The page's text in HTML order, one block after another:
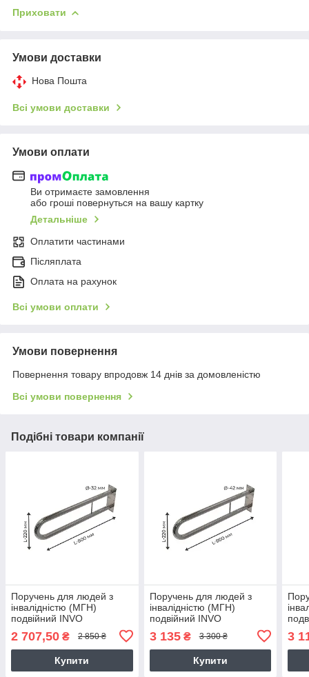
Приховати
Умови доставки
Нова Пошта
Всі умови доставки
Умови оплати
Ви отримаєте замовлення
або гроші повернуться на вашу картку
Детальніше
Оплатити частинами
Післяплата
Оплата на рахунок
Всі умови оплати
Умови повернення
Повернення товару впродовж 14 днів за домовленістю
Всі умови повернення
Подібні товари компанії
Поручень для людей з
інвалідністю (МГН)
подвійний INVO
800х220 мм, D труби - 32
мм
2 707,50 ₴ 2 850 ₴
Купити
Поручень для людей з
інвалідністю (МГН)
подвійний INVO
800х220 мм, D труби - 42
мм
3 135₴ 3 300 ₴
Купити
3